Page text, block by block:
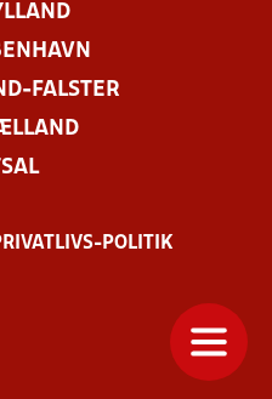
FALSTER
POLITIK